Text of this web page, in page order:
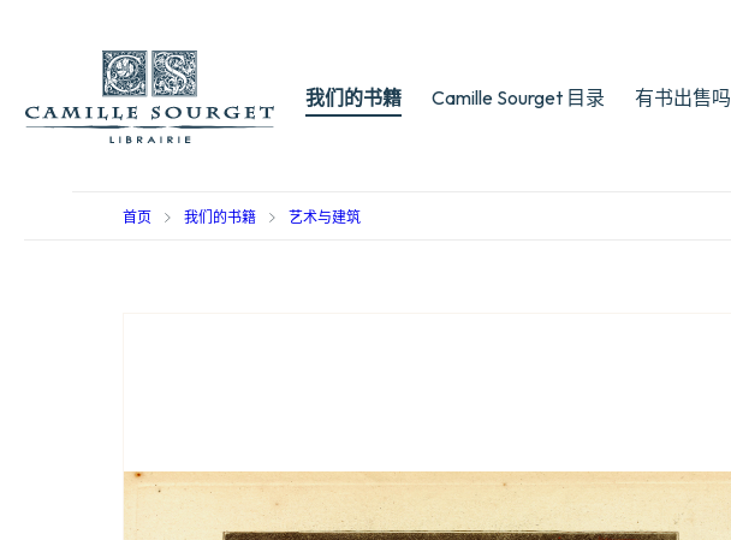
我们的书籍 Camille Sourget 目录 有书出售吗
首页 我们的书籍 艺术与建筑